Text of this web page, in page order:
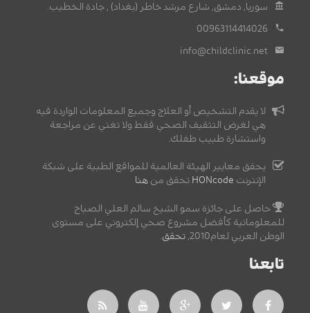
سوريا, دمشق, شارع مرشد خاطر (بغداد) , جادة الخطيب.
00963114414026
info@childclinic.net
موقعنا:
لا يقدم التشخيص أو العلاج وجميع المعلومات الواردة فيه
هي لغرض التثقيف الصحي فقط ولا تغني عن مراجعة
واستشارة طبيب طفلك.
يحقق معايير الهيئة العالمية للمواقع الطبية على شبكة
الإنترنت HONcode تحقق من هنا
حاصل على جائزة سمو الشيخ سالم العلي الصباح
للمعلوماتية كأفضل مشروع صحي إلكتروني على مستوى
الوطن العربي لعام2010,
تحقق
تابعنا